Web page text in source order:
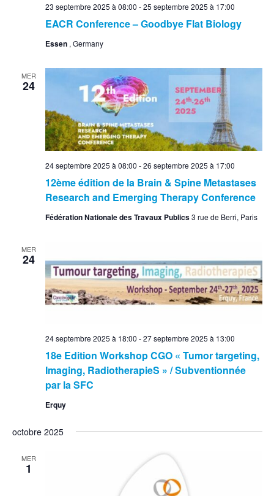
EACR Conference – Goodbye Flat Biology
23 septembre 2025 à 08:00 -25 septembre 2025 à 17:00
Essen , Germany
MER
24
12ème édition de la Brain & Spine Metastases
Research and Emerging Therapy Conference
24 septembre 2025 à 08:00 -26 septembre 2025 à 17:00
Fédération Nationale des Travaux Publics3 rue de Berri, Paris
MER
24
18e Edition Workshop CGO « Tumor targeting,
Imaging, RadiotherapieS » / Subventionnée
par la SFC
24 septembre 2025 à 18:00 -27 septembre 2025 à 13:00
Erquy
octobre 2025
MER
1